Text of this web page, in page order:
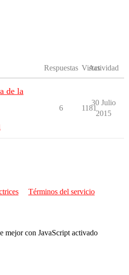
Respuestas Vistas
Actividad
de la
6 1181
30 Julio
2015
Términos del servicio
mejor con JavaScript activado